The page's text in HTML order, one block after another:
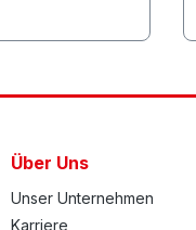
Über Uns
Unser Unternehmen
Karriere